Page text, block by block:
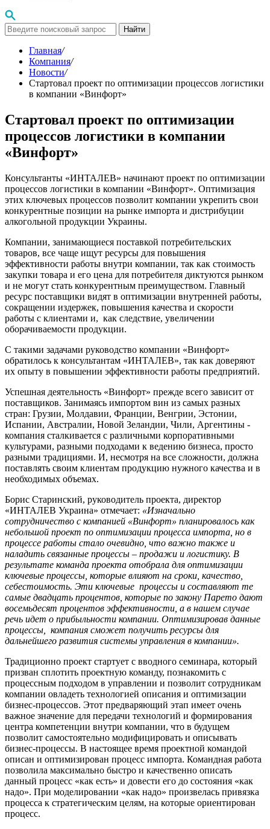
Найти
Главная/
Компания/
Новости/
Стартовал проект по оптимизации процессов логистики
в компании «Винфорт»
Стартовал проект по оптимизации
процессов логистики в компании
«Винфорт»
Консультанты «ИНТАЛЕВ» начинают проект по оптимизации
процессов логистики в компании «Винфорт». Оптимизация
этих ключевых процессов позволит компании укрепить свои
конкурентные позиции на рынке импорта и дистрибуции
алкогольной продукции Украины.
Компании, занимающиеся поставкой потребительских
товаров, все чаще ищут ресурсы для повышения
эффективности работы внутри компании, так как стоимость
закупки товара и его цена для потребителя диктуются рынком
и не могут стать конкурентным преимуществом. Главный
ресурс поставщики видят в оптимизации внутренней работы,
сокращении издержек, повышения качества и скорости
работы с клиентами и, как следствие, увеличении
оборачиваемости продукции.
С такими задачами руководство компании «Винфорт»
обратилось к консультантам «ИНТАЛЕВ», так как доверяют
их опыту в повышении эффективности работы предприятий.
Успешная деятельность «Винфорт» прежде всего зависит от
поставщиков. Занимаясь импортом вин из самых разных
стран: Грузии, Молдавии, Франции, Венгрии, Эстонии,
Испании, Австралии, Новой Зеландии, Чили, Аргентины -
компания сталкивается с различными корпоративными
культурами, разными подходами к ведению бизнеса, просто
разными традициями. И, несмотря на все сложности, должна
поставлять своим клиентам продукцию нужного качества и в
необходимых объемах.
Борис Старинский, руководитель проекта, директор
«ИНТАЛЕВ Украина» отмечает: «Изначально
сотрудничество с компанией «Винфорт» планировалось как
небольшой проект по оптимизации процесса импорта, но в
процессе работы стало очевидно, что важно также и
наладить связанные процессы – продажи и логистику. В
результате команда проекта отобрала для оптимизации
ключевые процессы, которые влияют на сроки, качество,
себестоимость. Эти ключевые процессы и составляют те
самые двадцать процентов, которые по закону Парето дают
восемьдесят процентов эффективности, а в нашем случае
речь идет о прибыльности компании. Оптимизировав данные
процессы,
компания сможет получить ресурсы для
дальнейшего развития системы управления в компании».
Традиционно проект стартует с вводного семинара, который
призван сплотить проектную команду, познакомить с
процессным подходом в управлении и позволит сотрудникам
компании овладеть технологией описания и оптимизации
бизнес-процессов. Этот предваряющий этап имеет очень
важное значение для передачи технологий и формирования
центра компетенции внутри компании, что в будущем
позволит самостоятельно модифицировать и описывать
бизнес-процессы. В настоящее время проектной командой
описан и оптимизирован процесс импорта. Командная работа
позволила максимально быстро и качественно описать
данный процесс «как есть» и довести его до состояния «как
надо». При моделировании «как надо» произвелась привязка
процесса к стратегическим целям, на которые ориентирован
процесс.